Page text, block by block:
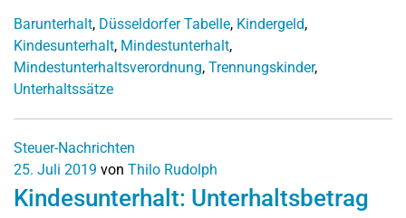
Barunterhalt, Düsseldorfer Tabelle, Kindergeld,
Kindesunterhalt, Mindestunterhalt,
Mindestunterhaltsverordnung, Trennungskinder,
Unterhaltssätze
Steuer-Nachrichten
25. Juli 2019 von Thilo Rudolph
Kindesunterhalt: Unterhaltsbetrag